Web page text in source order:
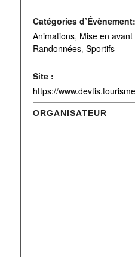
Catégories d’Évènement:
Animations, Mise en
Randonnées, Sportifs
Site :
https://
ORGANISATEUR